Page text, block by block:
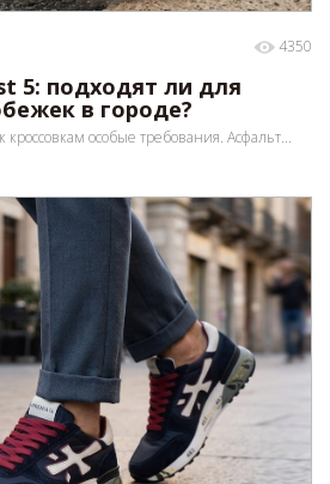
4350
5: подходят ли для
в городе?
кроссовкам особые требования. Асфальт...